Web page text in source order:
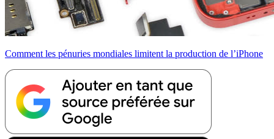
Comment les pénuries mondiales limitent la production de l’iPhone